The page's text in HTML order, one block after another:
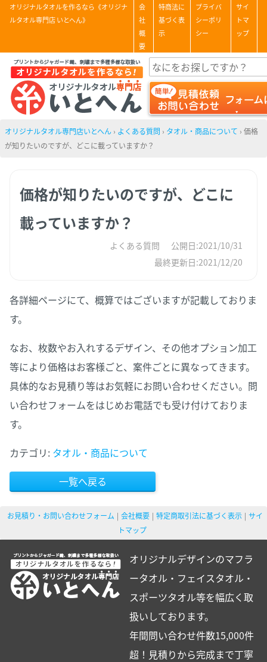
オリジナルタオルを作るなら《オリジナ
ルタオル専門店 いとへん》
会
社
概
要
特商法に
基づく表
示
プライバ
シーポリ
シー
サイ
トマ
ップ
オリジナルタオル専門店いとへん › よくある質問 › タオル・商品について › 価格
が知りたいのですが、どこに載っていますか？
価格が知りたいのですが、どこに
載っていますか？
よくある質問
公開日:2021/10/31
最終更新日:2021/12/20
各詳細ページにて、概算ではございますが記載しておりま
す。
なお、枚数やお入れするデザイン、その他オプション加工
等により価格はお客様ごと、案件ごとに異なってきます。
具体的なお見積り等はお気軽にお問い合わせください。問
い合わせフォームをはじめお電話でも受け付けておりま
す。
カテゴリ: タオル・商品について
一覧へ戻る
お見積り・お問い合わせフォーム 会社概要 特定商取引法に基づく表示
サイ
トマップ
オリジナルデザインのマフラ
ータオル・フェイスタオル・
スポーツタオル等を幅広く取
扱いしております。
年間問い合わせ件数15,000件
超！見積りから完成まで丁寧